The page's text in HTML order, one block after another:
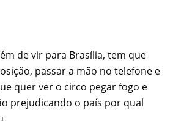
de vir para Brasília, tem que
passar a mão no telefone e
quer ver o circo pegar fogo e
prejudicando o país por qual